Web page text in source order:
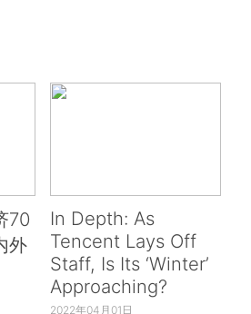
70
外
In Depth: As
Tencent Lays Off
Staff, Is Its ‘Winter’
Approaching?
2022年04月01日